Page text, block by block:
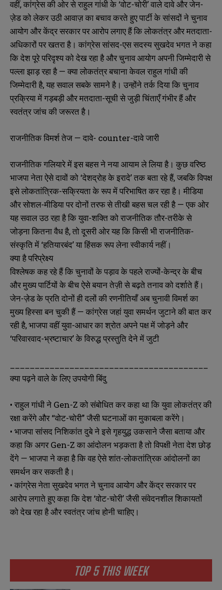
N
m
e
E
m
i
l
*
N
u
m
e
r
s
SUBMIT
N
m
e
E
m
i
l
*
N
u
m
e
r
s
SUBMIT
TOP 5 THIS WEEK
वहीं, कांग्रेस की ओर से राहुल गांधी के ‘वोट-चोरी’ वाले दावे और जेन-
ज़ेड को लेकर उठी आवाज़ का बचाव करते हुए पार्टी के सांसदों ने चुनाव
आयोग और केंद्र सरकार पर आरोप लगाए हैं कि लोकतंत्र और मतदाता-
अधिकारों पर खतरा है। कांग्रेस सांसद-एस सदस्य सुखदेव भगत ने कहा
कि देश पूरे परिदृश्य को देख रहा है और चुनाव आयोग अपनी जिम्मेदारी से
पल्ला झाड़ रहा है — क्या लोकतंत्र बचाना केवल राहुल गांधी की
जिम्मेदारी है, यह सवाल सबके सामने है। उन्होंने तर्क दिया कि चुनाव
प्रक्रिया में गड़बड़ी और मतदाता-सूची से जुड़ी चिंताएँ गंभीर हैं और
स्वतंत्र जांच की जरूरत है।
राजनीतिक विमर्श तेज — दावे- counter-दावे जारी
राजनीतिक गलियारे में इस बहस ने नया आयाम ले लिया है। कुछ वरिष्ठ
भाजपा नेता ऐसे दावों को ‘देशद्रोह के इरादे’ तक बता रहे हैं, जबकि विपक्ष
इसे लोकतांत्रिक-सक्रियता के रूप में परिभाषित कर रहा है। मीडिया
और सोशल-मीडिया पर दोनों तरफ से तीखी बहस चल रही है — एक ओर
यह सवाल उठ रहा है कि युवा-शक्ति को राजनीतिक तौर-तरीके से
जोड़ना कितना वैध है, तो दूसरी ओर यह कि किसी भी राजनीतिक-
संस्कृति में ‘हतियारबंद’ या हिंसक रूप लेना स्वीकार्य नहीं।
क्या है परिप्रेक्ष्य
विश्लेषक कह रहे हैं कि चुनावों के पड़ाव के पहले राज्यों-केन्द्र के बीच
और मुख्य पार्टियों के बीच ऐसे बयान तेज़ी से बढ़ते तनाव को दर्शाते हैं।
जेन-ज़ेड के प्रति दोनों ही दलों की रणनीतियाँ अब चुनावी विमर्श का
मुख्य हिस्सा बन चुकी हैं — कांग्रेस जहां युवा समर्थन जुटाने की बात कर
रही है, भाजपा वहीं युवा-आधार का श्रोत अपने पक्ष में जोड़ने और
‘परिवारवाद-भ्रष्टाचार’ के विरुद्ध प्रस्तुति देने में जुटी
क्या पढ़ने वाले के लिए उपयोगी बिंदु
• राहुल गांधी ने Gen-Z को संबोधित कर कहा था कि युवा लोकतंत्र की
रक्षा करेंगे और “वोट-चोरी” जैसी घटनाओं का मुकाबला करेंगे।
• भाजपा सांसद निशिकांत दुबे ने इसे गृहयुद्ध उकसाने जैसा बताया और
कहा कि अगर Gen-Z का आंदोलन भड़कता है तो विपक्षी नेता देश छोड़
देंगे — भाजपा ने कहा है कि वह ऐसे शांत-लोकतांत्रिक आंदोलनों का
समर्थन कर सकती है।
• कांग्रेस नेता सुखदेव भगत ने चुनाव आयोग और केंद्र सरकार पर
आरोप लगाते हुए कहा कि देश ‘वोट-चोरी’ जैसी संवेदनशील शिकायतों
को देख रहा है और स्वतंत्र जांच होनी चाहिए।